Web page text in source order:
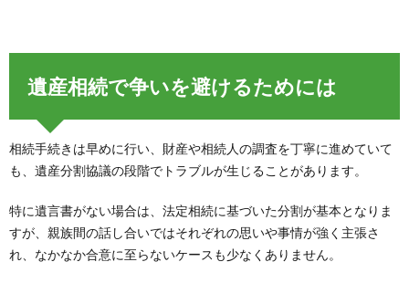
遺産相続で争いを避けるためには
相続手続きは早めに行い、財産や相続人の調査を丁寧に進めていて
も、遺産分割協議の段階でトラブルが生じることがあります。
特に遺言書がない場合は、法定相続に基づいた分割が基本となりま
すが、親族間の話し合いではそれぞれの思いや事情が強く主張さ
れ、なかなか合意に至らないケースも少なくありません。